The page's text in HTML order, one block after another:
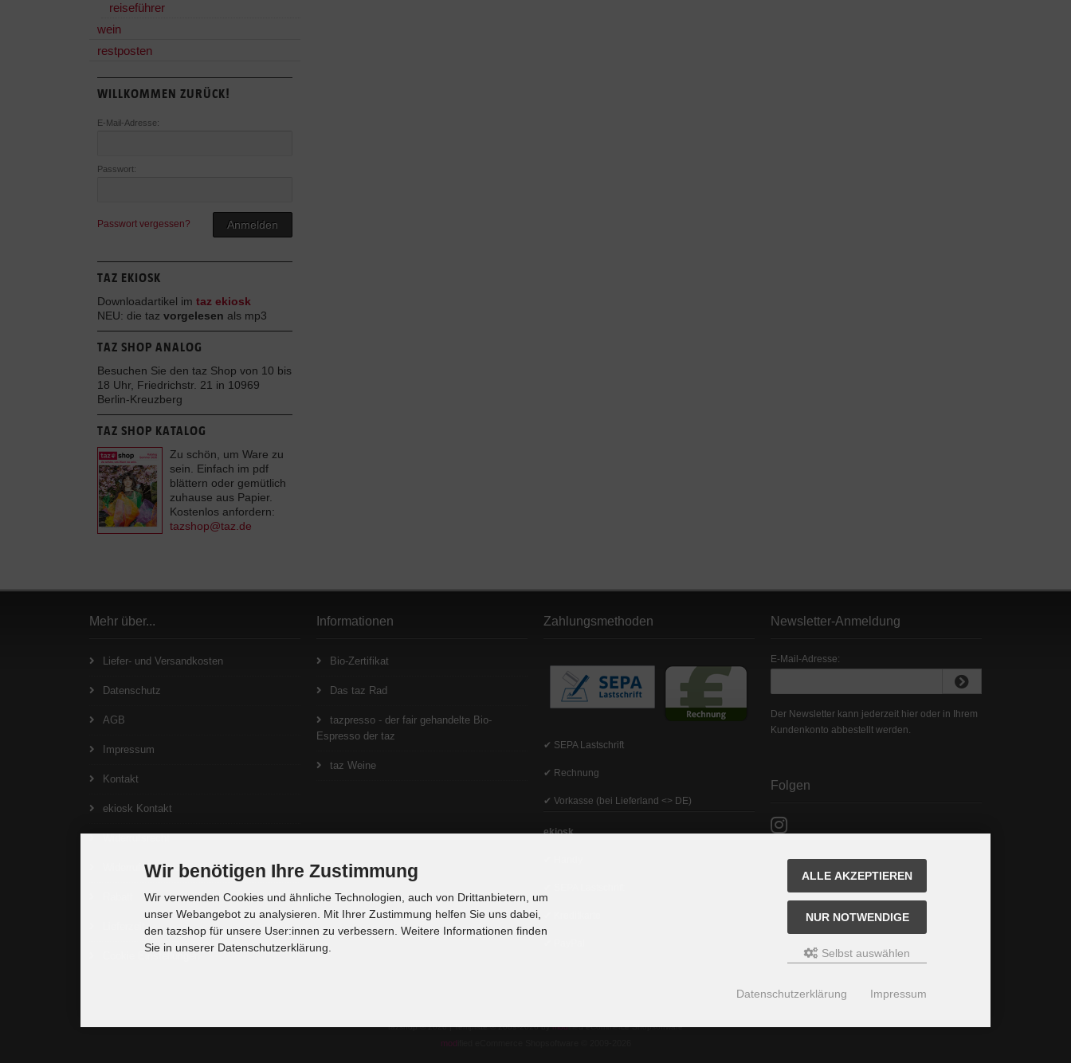
reiseführer
wein
restposten
WILLKOMMEN ZURÜCK!
E-Mail-Adresse:
Passwort:
Passwort vergessen? Anmelden
TAZ EKIOSK
Downloadartikel im taz ekiosk
NEU: die taz vorgelesen als mp3
TAZ SHOP ANALOG
Besuchen Sie den taz Shop von 10 bis
18 Uhr, Friedrichstr. 21 in 10969
Berlin-Kreuzberg
TAZ SHOP KATALOG
Zu schön, um Ware zu
sein. Einfach im pdf
blättern oder gemütlich
zuhause aus Papier.
Kostenlos anfordern:
tazshop@taz.de
Mehr über...
Liefer- und Versandkosten
Datenschutz
AGB
Impressum
Kontakt
ekiosk Kontakt
Widerrufsrecht
Widerrufsformular
Cookie Einstellungen
Informationen
Bio-Zertifikat
Das taz Rad
tazpresso - der fair gehandelte Bio-
Espresso der taz
taz Weine
Zahlungsmethoden
✔ SEPA Lastschrift
✔ Rechnung
✔ Vorkasse (bei Lieferland <> DE)
ekiosk
Newsletter-Anmeldung
E-Mail-Adresse:
Der Newsletter kann jederzeit hier oder in Ihrem
Kundenkonto abbestellt werden.
Folgen
tazshop © 2026 | Template © 2009-2026 bymodified eCommerce Shopsoftware
mod
Wir benötigen Ihre Zustimmung
Wir verwenden Cookies und ähnliche Technologien, auch von Drittanbietern, um
unser Webangebot zu analysieren. Mit Ihrer Zustimmung helfen Sie uns dabei,
den tazshop für unsere User:innen zu verbessern. Weitere Informationen finden
Sie in unserer Datenschutzerklärung.
ALLE AKZEPTIEREN
NUR NOTWENDIGE
Selbst auswählen
Datenschutzerklärung Impressum